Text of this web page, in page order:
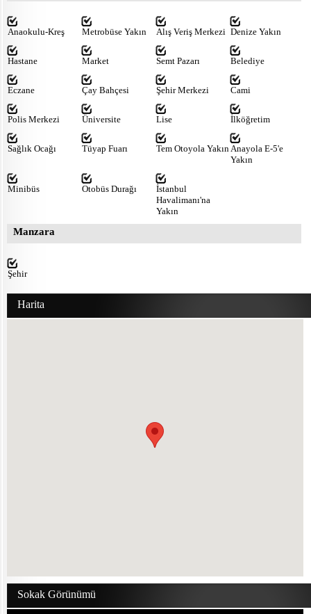
Anaokulu-Kreş Metrobüse Yakın Alış Veriş Merkezi Denize Yakın
Hastane Market Semt Pazarı Belediye
Eczane Çay Bahçesi Şehir Merkezi Cami
Polis Merkezi Üniversite Lise İlköğretim
Sağlık Ocağı Tüyap Fuarı Tem Otoyola Yakın Anayola E-5'e
Yakın
Minibüs Otobüs Durağı
İstanbul
Havalimanı'na
Yakın
Manzara
Şehir
Harita
Sokak Görünümü